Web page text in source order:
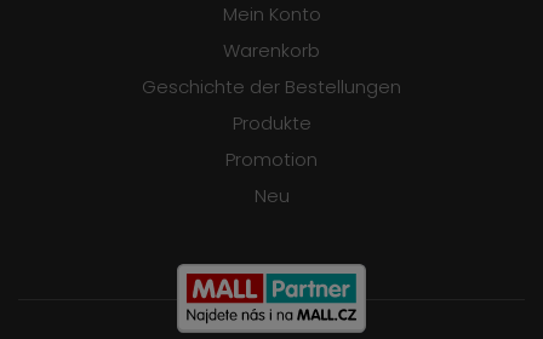
Mein Konto
Warenkorb
Geschichte der Bestellungen
Produkte
Promotion
Neu